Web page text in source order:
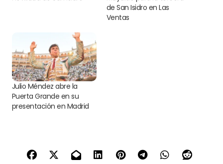
de San Isidro en Las
Ventas
Julio Méndez abre la
Puerta Grande en su
presentación en Madrid